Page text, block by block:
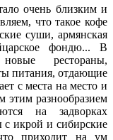
очень близким и
что такое кофе
суши, армянская
фондю... В
рестораны,
питания, отдающие
с места на место и
этим разнообразием
на задворках
икрой и сибирские
приходит на ум